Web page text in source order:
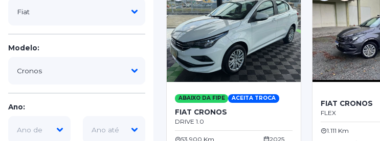
Modelo:
Ano:
ABAIXO DA FIPE ACEITA TROCA
FIAT CRONOS
DRIVE 1.0
53.900 Km
2025
FIAT CRONOS
FLEX
1.111 Km